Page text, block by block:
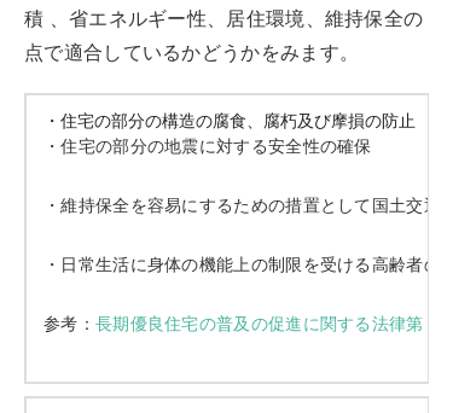
積 、省エネルギー性、居住環境、維持保全の
点で適合しているかどうかをみます。
・住宅の部分の構造の腐食、腐朽及び摩損の防止
・住宅の部分の地震に対する安全性の確保
・維持保全を容易にするための措置として国土交通
・日常生活に身体の機能上の制限を受ける高齢者
参考： 長期優良住宅の普及の促進に関する法律第２条